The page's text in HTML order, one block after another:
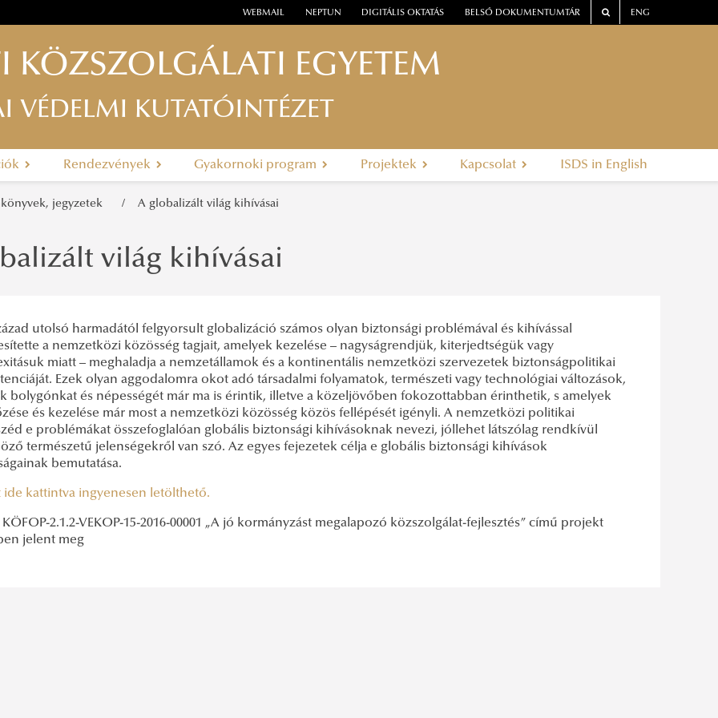
WEBMAIL NEPTUN DIGITÁLIS OKTATÁS BELSŐ DOKUMENTUMTÁR ENG
KÖZSZOLGÁLATI EGYETEM
VÉDELMI KUTATÓINTÉZET
Rendezvények Gyakornoki program Projektek Kapcsolat ISDS in English
jegyzetek A globalizált világ kihívásai
világ kihívásai
utolsó harmadától felgyorsult globalizáció számos olyan biztonsági problémával és kihívással
a nemzetközi közösség tagjait, amelyek kezelése – nagyságrendjük, kiterjedtségük vagy
miatt – meghaladja a nemzetállamok és a kontinentális nemzetközi szervezetek biztonságpolitikai
Ezek olyan aggodalomra okot adó társadalmi folyamatok, természeti vagy technológiai változások,
bolygónkat és népességét már ma is érintik, illetve a közeljövőben fokozottabban érinthetik, s amelyek
és kezelése már most a nemzetközi közösség közös fellépését igényli. A nemzetközi politikai
e problémákat összefoglalóan globális biztonsági kihívásoknak nevezi, jóllehet látszólag rendkívül
természetű jelenségekről van szó. Az egyes fejezetek célja e globális biztonsági kihívások
bemutatása.
ide kattintva ingyenesen letölthető.
2.1.2-VEKOP-15-2016-00001 „A jó kormányzást megalapozó közszolgálat-fejlesztés” című projekt
jelent meg